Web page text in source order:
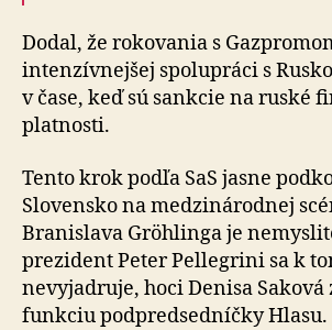
Dodal, že rokovania s
intenzívnejšej spolupráci s
v čase, keď sú sankcie na ruské
platnosti.
Tento krok podľa SaS jasne
Slovensko na medzinárodnej
Branislava Gröhlinga je
prezident Peter Pellegrini sa k
nevyjadruje, hoci Denisa Saková
funkciu podpredsedníčky Hlasu.